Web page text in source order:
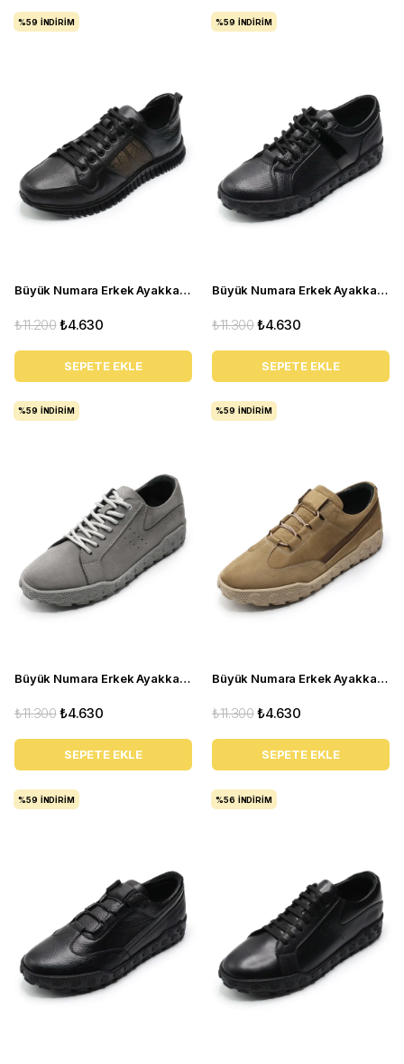
Büyük Numara Erkek Ayakkabı TR4113 Siyah
₺4.630
₺11.200
SEPETE EKLE
%59 İNDIRIM
Büyük Numara Erkek Ayakkabı GOM6166 Siyah
₺4.630
₺11.300
SEPETE EKLE
%59 İNDIRIM
Büyük Numara Erkek Ayakkabı GOM8013 GRİ
₺4.630
₺11.300
SEPETE EKLE
%59 İNDIRIM
Büyük Numara Erkek Ayakkabı GOM2073 Kum
₺4.630
₺11.300
SEPETE EKLE
%59 İNDIRIM
%59 İNDIRIM %56 İNDIRIM